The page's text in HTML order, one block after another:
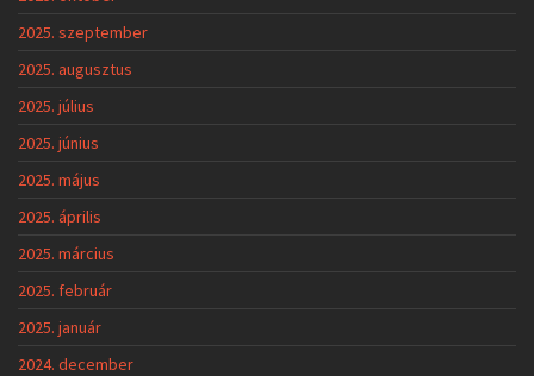
2025. szeptember
2025. augusztus
2025. július
2025. június
2025. május
2025. április
2025. március
2025. február
2025. január
2024. december